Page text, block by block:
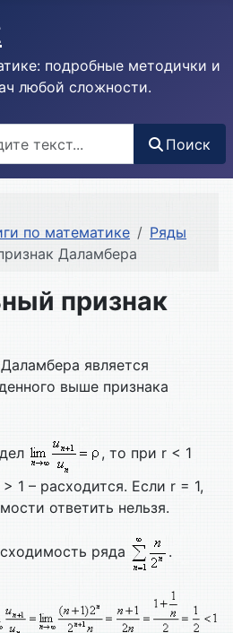
подробные методички и
любой сложности.
Поиск
по математике
Ряды
Даламбера
признак
является
выше признака
, то при r < 1
1 – расходится. Если r = 1,
ответить нельзя.
ряда .